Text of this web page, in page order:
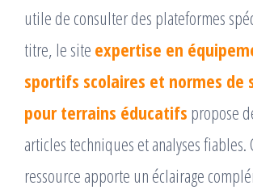
utile de consulter des plateformes
titre, le site expertise en
sportifs scolaires et normes de
pour terrains éducatifs propose
articles techniques et analyses fiables.
ressource apporte un éclairage